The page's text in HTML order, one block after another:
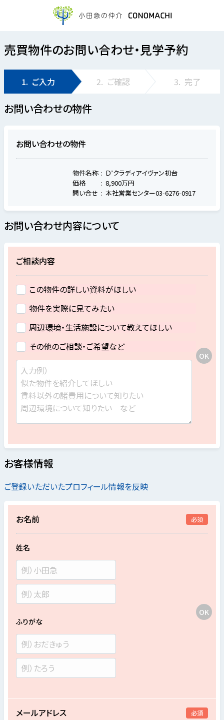
売買物件のお問い合わせ・見学予約
1. ご入力 2. ご確認 3. 完了
お問い合わせの物件
お問い合わせの物件
物件名称
Ｄ’クラディアイヴァン初台
価格
8,900万円
問い合せ
本社営業センター03-6276-0917
お問い合わせ内容について
ご相談内容
この物件の詳しい資料がほしい
物件を実際に見てみたい
周辺環境・生活施設について教えてほしい
その他のご相談・ご希望など
お客様情報
ご登録いただいたプロフィール情報を反映
お名前 必須
姓名
ふりがな
メールアドレス 必須